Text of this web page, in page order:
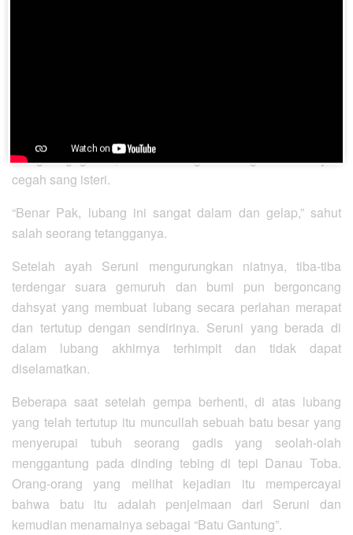
“Jangan gegabah, Pak. Lubang ini sangat berbahaya!”
cegah sang isteri.
“Benar Pak, lubang ini sangat dalam dan gelap,” sahut
salah seorang tetangganya.
Setelah ayah Seruni mengurungkan niatnya, tiba-tiba
terdengar suara gemuruh dan bumi pun bergoncang
dahsyat yang membuat lubang secara perlahan merapat
dan tertutup dengan sendirinya. Seruni yang berada di
dalam lubang akhirnya terhimpit dan tidak dapat
diselamatkan.
Beberapa saat setelah gempa berhenti, di atas lubang
yang telah tertutup itu muncullah sebuah batu besar yang
menyerupai tubuh seorang gadis yang seolah-olah
menggantung pada dinding tebing di tepi Danau Toba.
Orang-orang yang melihat kejadian itu mempercayai
bahwa batu itu adalah penjelmaan dari Seruni dan
kemudian menamainya sebagai “Batu Gantung”.